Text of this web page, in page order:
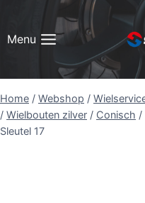
inhoud
Menu
Home / Webshop /
/ Wielbouten zilver / Conisch /
Sleutel 17